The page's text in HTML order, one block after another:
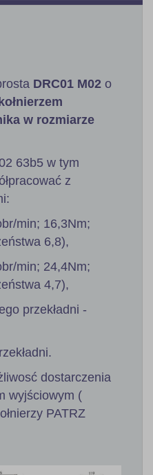
DRC01 M02 o
w rozmiarze
63b5 w tym
z
min; 16,3Nm;
6,8),
min; 24,4Nm;
4,7),
przekładni -
dostarczenia
wyjściowym (
PATRZ